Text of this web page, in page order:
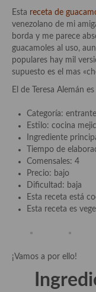
Cocina Danesa
Cocina de la
Cocina de Polonia
Cocina Francesa
Cocina Griega
Cocina Holandesa
Cocina Hungara
Cocina Luxemburgo
Esta receta de
venezolano de mi
borda y me parece
guacamoles al uso,
populares hay mil
supuesto es el mas
El de Teresa Alemán
Categoría: entrante
Estilo: cocina
Ingrediente
Tiempo de
Comensales: 4
Precio: bajo
Dificultad: baja
Esta receta está
Esta receta es
¡Vamos a por ello!